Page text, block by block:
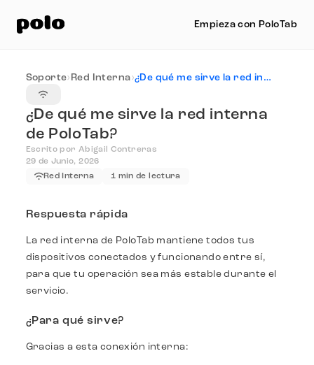
Empieza con PoloTab
Soporte› Red Interna› ¿De qué me sirve la red interna de PoloTab?
¿De qué me sirve la red interna
de PoloTab?
Escrito por Abigail Contreras
29 de Junio, 2026
Red Interna
1 min de lectura
Respuesta rápida
La red interna de PoloTab mantiene todos tus
dispositivos conectados y funcionando entre sí,
para que tu operación sea más estable durante el
servicio.
¿Para qué sirve?
Gracias a esta conexión interna: